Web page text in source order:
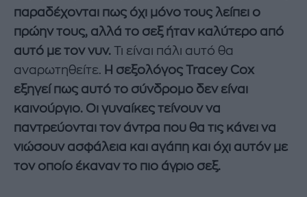
παραδέχονται πως όχι μόνο τους λείπει ο
πρώην τους, αλλά το σεξ ήταν καλύτερο από
αυτό με τον νυν. Τι είναι πάλι αυτό θα
αναρωτηθείτε. Η σεξολόγος Tracey Cox
εξηγεί πως αυτό το σύνδρομο δεν είναι
καινούργιο. Οι γυναίκες τείνουν να
παντρεύονται τον άντρα που θα τις κάνει να
νιώσουν ασφάλεια και αγάπη και όχι αυτόν με
τον οποίο έκαναν το πιο άγριο σεξ.